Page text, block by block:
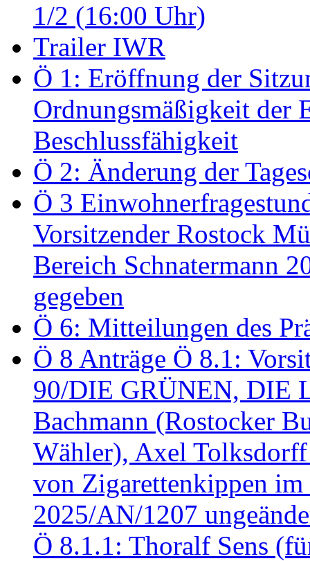
1/2 (16:00 Uhr)
Trailer IWR
Ö 1: Eröffnung der
Ordnungsmäßigkeit der
Beschlussfähigkeit
Ö 2: Änderung der
Ö 3
Vorsitzender Rostock
Bereich Schnatermann
gegeben
Ö 6: Mitteilungen des
Ö 8 Anträge Ö 8.1:
90/DIE GRÜNEN, DIE
Bachmann (Rostocker
Wähler), Axel
von Zigarettenkippen
2025/AN/1207
Ö 8.1.1: Thoralf Sens